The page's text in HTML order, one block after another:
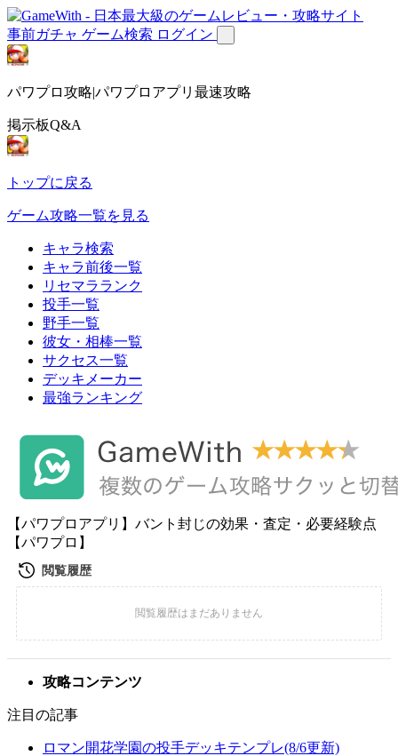
事前ガチャ ゲーム検索 ログイン
パワプロ攻略|パワプロアプリ最速攻略
掲示板Q&A
トップに戻る
ゲーム攻略一覧を見る
キャラ検索
キャラ前後一覧
リセマラランク
投手一覧
野手一覧
彼女・相棒一覧
サクセス一覧
デッキメーカー
最強ランキング
【パワプロアプリ】バント封じの効果・査定・必要経験点
【パワプロ】
攻略コンテンツ
注目の記事
ロマン開花学園の投手デッキテンプレ(8/6更新)